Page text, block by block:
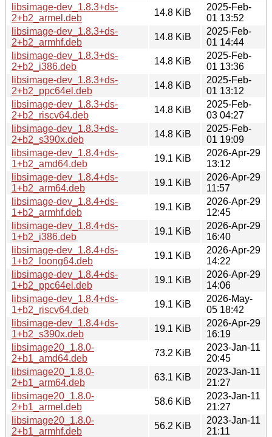
libsimage-dev_1.8.3+ds-
2+b2_armel.deb
14.8 KiB
2025-Feb-
01 13:52
libsimage-dev_1.8.3+ds-
2+b2_armhf.deb
14.8 KiB
2025-Feb-
01 14:44
libsimage-dev_1.8.3+ds-
2+b2_i386.deb
14.8 KiB
2025-Feb-
01 13:36
libsimage-dev_1.8.3+ds-
2+b2_ppc64el.deb
14.8 KiB
2025-Feb-
01 13:12
libsimage-dev_1.8.3+ds-
2+b2_riscv64.deb
14.8 KiB
2025-Feb-
03 04:27
libsimage-dev_1.8.3+ds-
2+b2_s390x.deb
14.8 KiB
2025-Feb-
01 19:09
libsimage-dev_1.8.4+ds-
1+b2_amd64.deb
19.1 KiB
2026-Apr-29
13:12
libsimage-dev_1.8.4+ds-
1+b2_arm64.deb
19.1 KiB
2026-Apr-29
11:57
libsimage-dev_1.8.4+ds-
1+b2_armhf.deb
19.1 KiB
2026-Apr-29
12:45
libsimage-dev_1.8.4+ds-
1+b2_i386.deb
19.1 KiB
2026-Apr-29
16:40
libsimage-dev_1.8.4+ds-
1+b2_loong64.deb
19.1 KiB
2026-Apr-29
14:22
libsimage-dev_1.8.4+ds-
1+b2_ppc64el.deb
19.1 KiB
2026-Apr-29
14:06
libsimage-dev_1.8.4+ds-
1+b2_riscv64.deb
19.1 KiB
2026-May-
05 18:42
libsimage-dev_1.8.4+ds-
1+b2_s390x.deb
19.1 KiB
2026-Apr-29
16:19
libsimage20_1.8.0-
2+b1_amd64.deb
73.2 KiB
2023-Jan-11
20:45
libsimage20_1.8.0-
2+b1_arm64.deb
63.1 KiB
2023-Jan-11
21:27
libsimage20_1.8.0-
2+b1_armel.deb
58.6 KiB
2023-Jan-11
21:27
libsimage20_1.8.0-
2+b1_armhf.deb
56.2 KiB
2023-Jan-11
21:11